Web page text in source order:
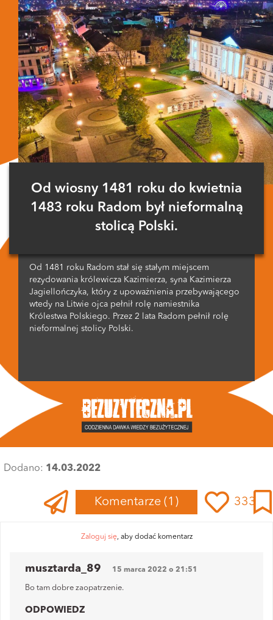
Od wiosny 1481 roku do kwietnia
1483 roku Radom był nieformalną
stolicą Polski.
Od 1481 roku Radom stał się stałym miejscem
rezydowania królewicza Kazimierza, syna Kazimierza
Jagiellończyka, który z upoważnienia przebywającego
wtedy na Litwie ojca pełnił rolę namiestnika
Królestwa Polskiego. Przez 2 lata Radom pełnił rolę
nieformalnej stolicy Polski.
Dodano: 14.03.2022
Komentarze (1) 333
Zaloguj się, aby dodać komentarz
musztarda_89 15 marca 2022 o 21:51
Bo tam dobre zaopatrzenie.
ODPOWIEDZ